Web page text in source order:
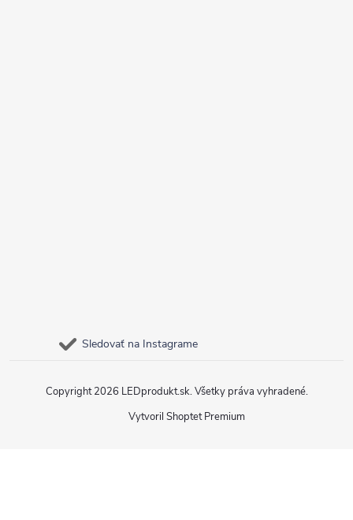
Sledovať na Instagrame
Vytvoril Shoptet Premium
Copyright 2026 LEDprodukt.sk. Všetky práva vyhradené.